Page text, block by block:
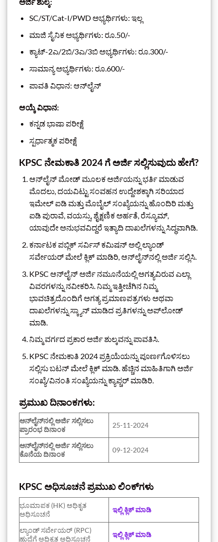
SC/ST/Cat-I/PWD ಅಭ್ಯರ್ಥಿಗಳು: ಇಲ್ಲ
ಮಾಜಿ ಸೈನಿಕ ಅಭ್ಯರ್ಥಿಗಳು: ರೂ.50/-
ಕ್ಯಾಟ್-2ಎ/2ಬಿ/3ಎ/3ಬಿ ಅಭ್ಯರ್ಥಿಗಳು: ರೂ.300/-
ಸಾಮಾನ್ಯ ಅಭ್ಯರ್ಥಿಗಳು: ರೂ.600/-
ಪಾವತಿ ವಿಧಾನ: ಆನ್‌ಲೈನ್
ಆಯ್ಕೆ ವಿಧಾನ:
ಕನ್ನಡ ಭಾಷಾ ಪರೀಕ್ಷೆ
ಸ್ಪರ್ಧಾತ್ಮಕ ಪರೀಕ್ಷೆ
KPSC ನೇಮಕಾತಿ 2024 ಗೆ ಅರ್ಜಿ ಸಲ್ಲಿಸುವುದು ಹೇಗೆ?
ಆನ್‌ಲೈನ್ ಮೋಡ್ ಮೂಲಕ ಅರ್ಜಿಯನ್ನು ಭರ್ತಿ ಮಾಡುವ
ಮೊದಲು, ದಯವಿಟ್ಟು ಸಂವಹನ ಉದ್ದೇಶಕ್ಕಾಗಿ ಸರಿಯಾದ
ಇಮೇಲ್ ಐಡಿ ಮತ್ತು ಮೊಬೈಲ್ ಸಂಖ್ಯೆಯನ್ನು ಹೊಂದಿರಿ ಮತ್ತು
ಐಡಿ ಪುರಾವೆ, ವಯಸ್ಸು, ಶೈಕ್ಷಣಿಕ ಅರ್ಹತೆ, ರೆಸ್ಯೂಮ್,
ಯಾವುದೇ ಅನುಭವವಿದ್ದರೆ ಇತ್ಯಾದಿ ದಾಖಲೆಗಳನ್ನು ಸಿದ್ಧವಾಗಿಡಿ.
ಕರ್ನಾಟಕ ಪಬ್ಲಿಕ್ ಸರ್ವಿಸ್ ಕಮಿಷನ್ ಅಲ್ಲಿ ಲ್ಯಾಂಡ್
ಸರ್ವೇಯರ್ ಮೇಲೆ ಕ್ಲಿಕ್ ಮಾಡಿರಿ, ಆನ್‌ಲೈನ್‌ನಲ್ಲಿ ಅರ್ಜಿ ಸಲ್ಲಿಸಿ.
KPSC ಆನ್‌ಲೈನ್ ಅರ್ಜಿ ನಮೂನೆಯಲ್ಲಿ ಅಗತ್ಯವಿರುವ ಎಲ್ಲಾ
ವಿವರಗಳನ್ನು ನವೀಕರಿಸಿ. ನಿಮ್ಮ ಇತ್ತೀಚೆಗಿನ ನಿಮ್ಮ
ಭಾವಚಿತ್ರದೊಂದಿಗೆ ಅಗತ್ಯ ಪ್ರಮಾಣಪತ್ರಗಳು ಅಥವಾ
ದಾಖಲೆಗಳನ್ನು ಸ್ಕ್ಯಾನ್ ಮಾಡಿದ ಪ್ರತಿಗಳನ್ನು ಅಪ್‌ಲೋಡ್
ಮಾಡಿ.
ನಿಮ್ಮ ವರ್ಗದ ಪ್ರಕಾರ ಅರ್ಜಿ ಶುಲ್ಕವನ್ನು ಪಾವತಿಸಿ.
KPSC ನೇಮಕಾತಿ 2024 ಪ್ರಕ್ರಿಯೆಯನ್ನು ಪೂರ್ಣಗೊಳಿಸಲು
ಸಲ್ಲಿಸು ಬಟನ್ ಮೇಲೆ ಕ್ಲಿಕ್ ಮಾಡಿ. ಹೆಚ್ಚಿನ ಮಾಹಿತಿಗಾಗಿ ಅರ್ಜಿ
ಸಂಖ್ಯೆ/ವಿನಂತಿ ಸಂಖ್ಯೆಯನ್ನು ಕ್ಯಾಪ್ಚರ್ ಮಾಡಿರಿ.
ಪ್ರಮುಖ ದಿನಾಂಕಗಳು:
ಆನ್‌ಲೈನ್‌ನಲ್ಲಿ ಅರ್ಜಿ ಸಲ್ಲಿಸಲು
ಪ್ರಾರಂಭ ದಿನಾಂಕ
25-11-2024
ಆನ್‌ಲೈನ್‌ನಲ್ಲಿ ಅರ್ಜಿ ಸಲ್ಲಿಸಲು
ಕೊನೆಯ ದಿನಾಂಕ
09-12-2024
KPSC ಅಧಿಸೂಚನೆ ಪ್ರಮುಖ ಲಿಂಕ್‌ಗಳು
ಭೂಮಾಪಕ (HK) ಅಧಿಕೃತ
ಅಧಿಸೂಚನೆ‌
ಇಲ್ಲಿ ಕ್ಲಿಕ್‌ ಮಾಡಿ
ಲ್ಯಾಂಡ್ ಸರ್ವೇಯರ್ (RPC)
ಹುದ್ದೆಗೆ ಅಧಿಕೃತ ಅಧಿಸೂಚನೆ‌
ಇಲ್ಲಿ ಕ್ಲಿಕ್‌ ಮಾಡಿ